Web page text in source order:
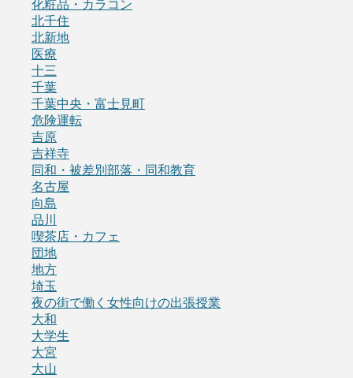
化粧品・カラコン
北千住
北新地
医療
十三
千葉
千葉中央・富士見町
危険運転
吉原
吉祥寺
同和・被差別部落・同和教育
名古屋
向島
品川
喫茶店・カフェ
団地
地方
埼玉
夜の街で働く女性向けの出張授業
大和
大学生
大宮
大山